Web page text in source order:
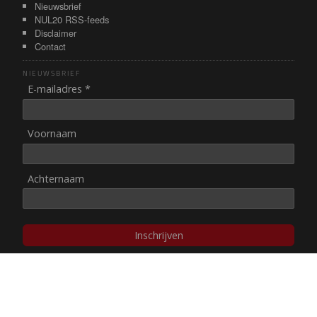
Nieuwsbrief
NUL20 RSS-feeds
Disclaimer
Contact
NIEUWSBRIEF
E-mailadres *
Voornaam
Achternaam
Inschrijven